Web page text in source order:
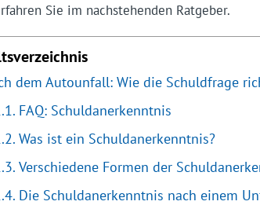
Sie im nachstehenden Ratgeber.
dem Autounfall: Wie die Schuldfrage
FAQ: Schuldanerkenntnis
Was ist ein Schuldanerkenntnis?
Verschiedene Formen der
Die Schuldanerkenntnis nach einem